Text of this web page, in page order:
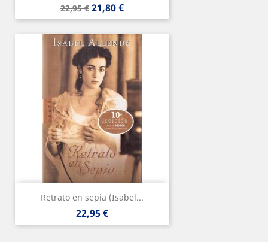
Precio
base
22,95 € Precio
21,80 €
Retrato en sepia (Isabel...
Precio
22,95 €